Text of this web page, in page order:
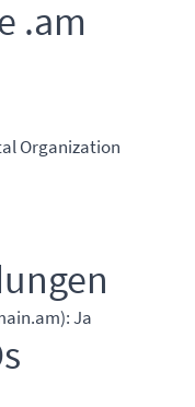
.am
Organization
Ja